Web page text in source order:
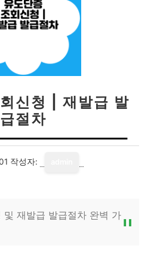
신청 | 재발급 발
급절차
작성자:
및 재발급 발급절차 완벽 가